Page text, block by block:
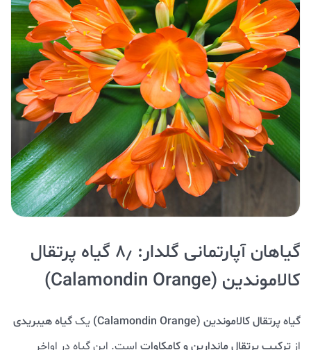
گیاهان آپارتمانی گلدار: ۸٫ گیاه پرتقال
کالاموندین (Calamondin Orange)
گیاه پرتقال کالاموندین (Calamondin Orange) یکگیاه هیبریدی
از ترکیب پرتقال ماندارین و کامکاوات است. این گیاه در اواخر